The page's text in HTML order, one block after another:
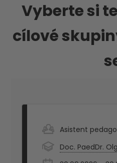
Vyberte si
cílové
Asistent
Doc. PaedDr.